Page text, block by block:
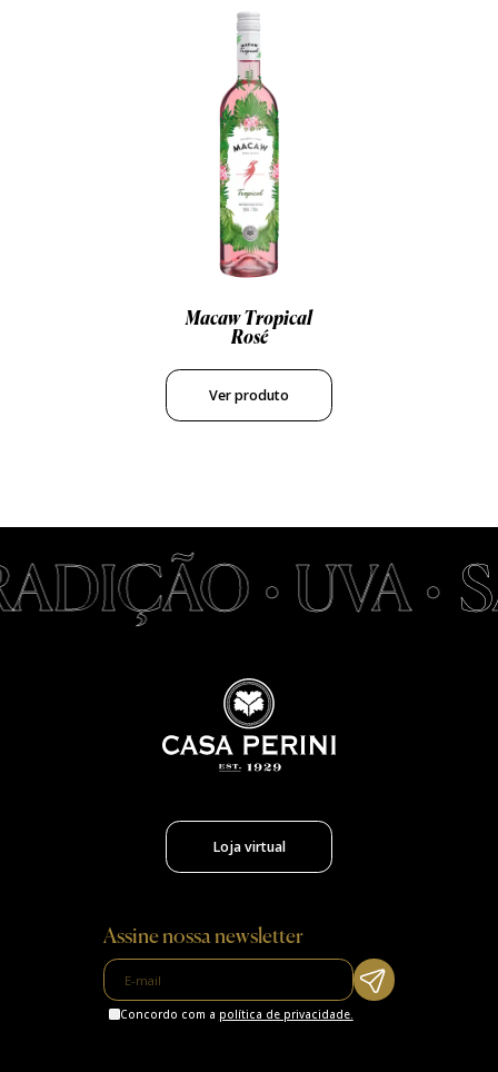
Macaw Tropical
Rosé
Ver produto
• UVA •
Loja virtual
Assine nossa newsletter
Concordo com a política de privacidade.